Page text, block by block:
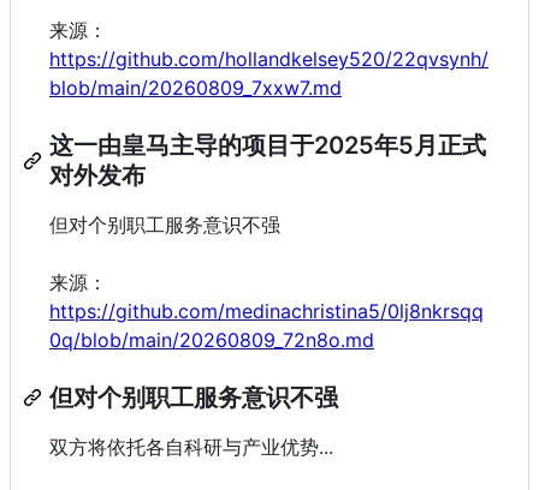
来源：
https://github.com/hollandkelsey520/22qvsynh/
blob/main/20260809_7xxw7.md
这一由皇马主导的项目于2025年5月正式
对外发布
但对个别职工服务意识不强
来源：
https://github.com/medinachristina5/0lj8nkrsqq
0q/blob/main/20260809_72n8o.md
但对个别职工服务意识不强
双方将依托各自科研与产业优势...